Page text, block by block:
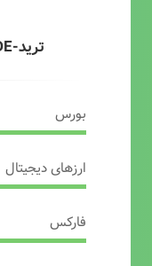
ترید-TRADE
بورس
ارزهای دیجیتال
فارکس